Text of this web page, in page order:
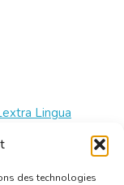
des technologies
Lingua